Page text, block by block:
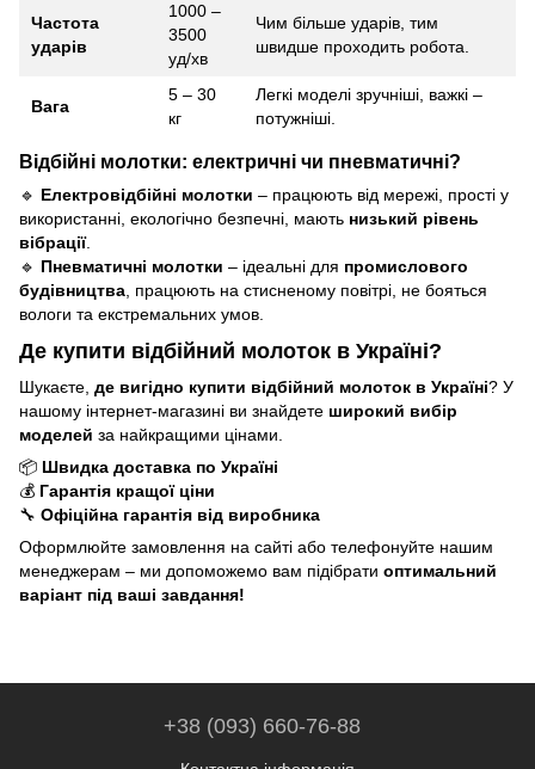
Частота
ударів
1000 –
3500
уд/хв
Чим більше ударів, тим
швидше проходить робота.
Вага
5 – 30
кг
Легкі моделі зручніші, важкі –
потужніші.
Відбійні молотки: електричні чи пневматичні?
🔹 Електровідбійні молотки – працюють від мережі, прості у
використанні, екологічно безпечні, мають низький рівень
вібрації.
🔹 Пневматичні молотки – ідеальні для промислового
будівництва , працюють на стисненому повітрі, не бояться
вологи та екстремальних умов.
Де купити відбійний молоток в Україні?
Шукаєте, де вигідно купити відбійний молоток в Україні? У
нашому інтернет-магазині ви знайдете широкий вибір
моделей за найкращими цінами.
📦 Швидка доставка по Україні
💰 Гарантія кращої ціни
🔧 Офіційна гарантія від виробника
Оформлюйте замовлення на сайті або телефонуйте нашим
менеджерам – ми допоможемо вам підібрати оптимальний
варіант під ваші завдання!
+38 (093) 660-76-88